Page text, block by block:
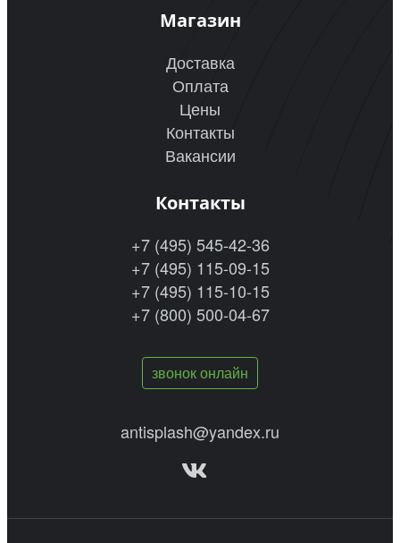
Магазин
Доставка
Оплата
Цены
Контакты
Вакансии
Контакты
+7 (495) 545-42-36
+7 (495) 115-09-15
+7 (495) 115-10-15
+7 (800) 500-04-67
звонок онлайн
antisplash@yandex.ru